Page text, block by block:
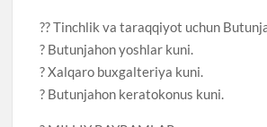
?? Tinchlik va taraqqiyot uchun
? Butunjahon yoshlar kuni.
? Xalqaro buxgalteriya kuni.
? Butunjahon keratokonus kuni.